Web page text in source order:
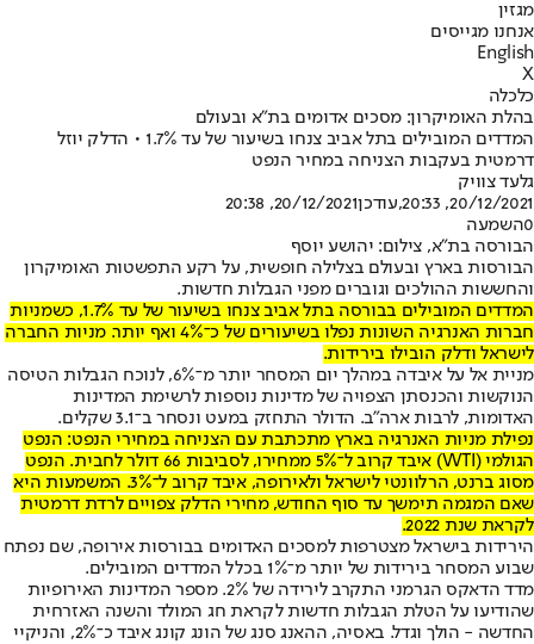
מגזין
אנחנו מגייסים
English
X
כלכלה
בהלת האומיקרון: מסכים אדומים בת"א ובעולם
המדדים המובילים בתל אביב צנחו בשיעור של עד 1.7% • הדלק יוזל
דרמטית בעקבות הצניחה במחיר הנפט
גלעד צוויק
20/12/2021, 20:33
,עודכן20/12/2021, 20:38
0השמעה
הבורסה בת"א, צילום: יהושע יוסף
הבורסות בארץ ובעולם בצלילה חופשית, על רקע התפשטות האומיקרון
והחששות ההולכים וגוברים מפני הגבלות חדשות.
המדדים המובילים בבורסה בתל אביב צנחו בשיעור של עד 1.7%, כשמניות
חברות האנרגיה השונות נפלו בשיעורים של כ־4% ואף יותר. מניות החברה
לישראל ודלק הובילו בירידות.
מניית אל על איבדה במהלך יום המסחר יותר מ־6%, לנוכח הגבלות הטיסה
הנוקשות והכנסתן הצפויה של מדינות נוספות לרשימת המדינות
האדומות, לרבות ארה"ב. הדולר התחזק במעט ונסחר ב־3.1 שקלים.
נפילת מניות האנרגיה בארץ מתכתבת עם הצניחה במחירי הנפט: הנפט
הגולמי (WTI) איבד קרוב ל־5% ממחירו, לסביבות 66 דולר לחבית. הנפט
מסוג ברנט, הרלוונטי לישראל ולאירופה, איבד קרוב ל־3%. המשמעות היא
שאם המגמה תימשך עד סוף החודש, מחירי הדלק צפויים לרדת דרמטית
לקראת שנת 2022.
הירידות בישראל מצטרפות למסכים האדומים בבורסות אירופה, שם נפתח
שבוע המסחר בירידות של יותר מ־1% בכלל המדדים המובילים.
מדד הדאקס הגרמני התקרב לירידה של 2%. מספר המדינות האירופיות
שהודיעו על הטלת הגבלות חדשות לקראת חג המולד והשנה האזרחית
החדשה - הולך וגדל. באסיה, ההאנג סנג של הונג קונג איבד כ־2%, והניקיי